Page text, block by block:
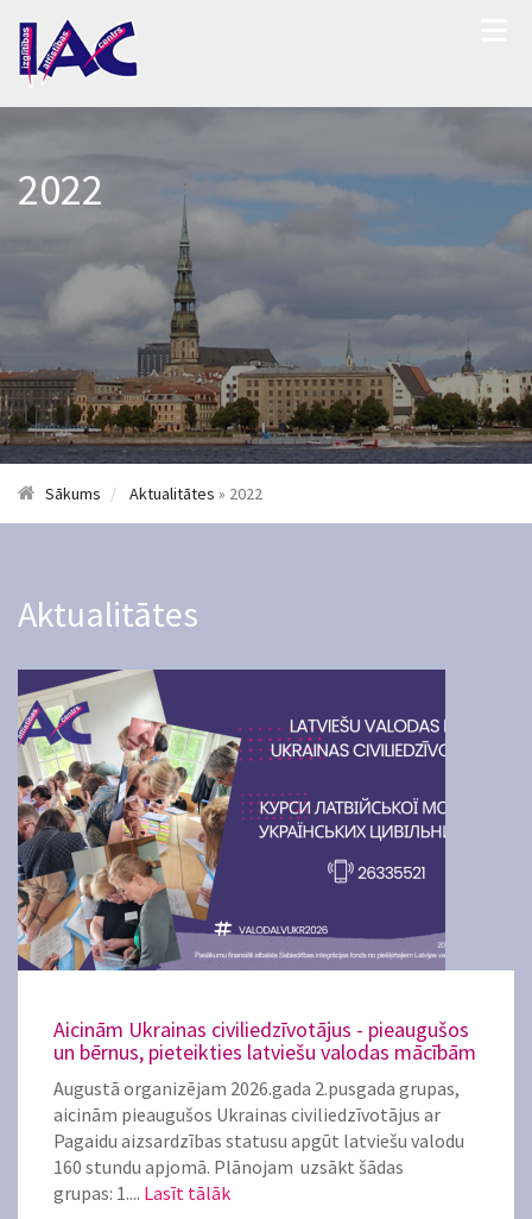
2022
Sākums Aktualitātes » 2022
Aktualitātes
Aicinām Ukrainas civiliedzīvotājus - pieaugušos
un bērnus, pieteikties latviešu valodas mācībām
Augustā organizējam 2026.gada 2.pusgada grupas,
aicinām pieaugušos Ukrainas civiliedzīvotājus ar
Pagaidu aizsardzības statusu apgūt latviešu valodu
160 stundu apjomā. Plānojam uzsākt šādas
grupas: 1.... Lasīt tālāk